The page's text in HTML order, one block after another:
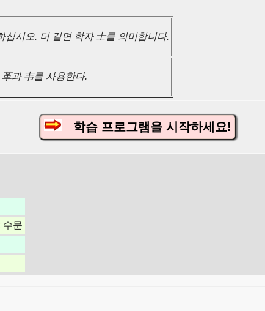
십시오. 더 길면 학자 士를 의미합니다.
과 韦를 사용한다.
학습 프로그램을 시작하세요!
수문